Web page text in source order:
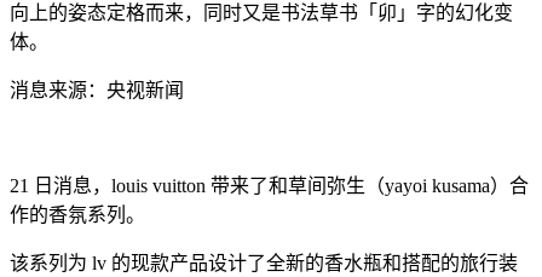
向上的姿态定格而来，同时又是书法草书「卯」字的幻化变
体。
消息来源：央视新闻
21 日消息，louis vuitton 带来了和草间弥生（yayoi kusama）合
作的香氛系列。
该系列为 lv 的现款产品设计了全新的香水瓶和搭配的旅行装